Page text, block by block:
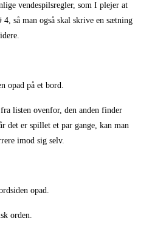
vendespilsregler, som I plejer at
så man også skal skrive en sætning
opad på et bord.
listen ovenfor, den anden finder
det er spillet et par gange, kan man
imod sig selv.
opad.
orden.